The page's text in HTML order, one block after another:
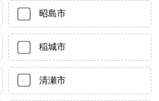
昭島市
稲城市
清瀬市